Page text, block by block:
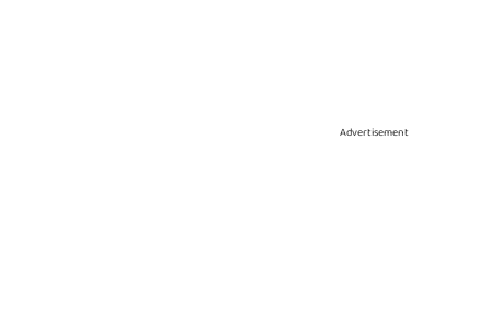
Advertisement